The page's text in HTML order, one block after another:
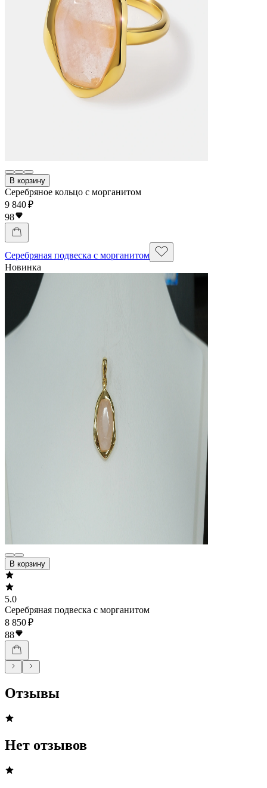
В корзину
Серебряное кольцо с морганитом
9 840 ₽
98
Серебряная подвеска с морганитом
Новинка
В корзину
5.0
Серебряная подвеска с морганитом
8 850 ₽
88
Отзывы
Нет отзывов